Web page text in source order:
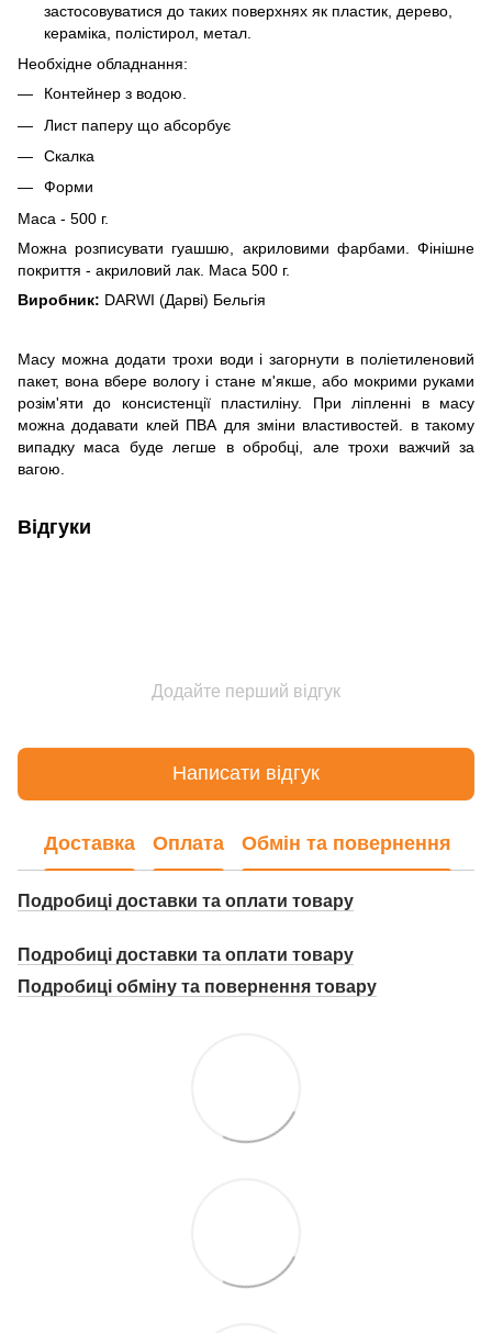
застосовуватися до таких поверхнях як пластик, дерево,
кераміка, полістирол, метал.
Необхідне обладнання:
Контейнер з водою.
Лист паперу що абсорбує
Скалка
Форми
Маса - 500 г.
Можна розписувати гуашшю, акриловими фарбами. Фінішне
покриття - акриловий лак. Маса 500 г.
Виробник: DARWI (Дарві) Бельгія
Масу можна додати трохи води і загорнути в поліетиленовий
пакет, вона вбере вологу і стане м'якше, або мокрими руками
розім'яти до консистенції пластиліну. При ліпленні в масу
можна додавати клей ПВА для зміни властивостей. в такому
випадку маса буде легше в обробці, але трохи важчий за
вагою.
Відгуки
Додайте перший відгук
Написати відгук
Доставка Оплата Обмін та повернення
Подробиці доставки та оплати товару
Подробиці доставки та оплати товару
Подробиці обміну та повернення товару